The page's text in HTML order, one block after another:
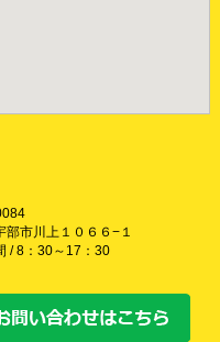
部市川上１０６６−１
/ 8：30～17：30